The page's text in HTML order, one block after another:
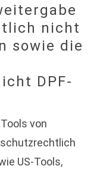
nicht
sowie die
DPF-
von
US-Tools,